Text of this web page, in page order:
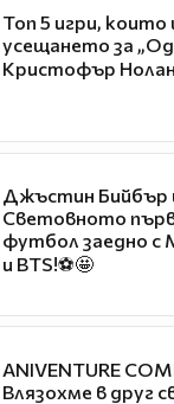
Топ 5 игри,
усещането за
Кристофър
Джъстин Бийбър
Световното
футбол заедно с
и BTS!⚽🤩
ANIVENTURE
Влязохме в друг